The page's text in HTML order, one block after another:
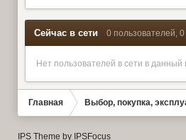
Сейчас в сети 0 пользователей,
Нет пользователей в сети в данный
Главная Выбор, покупка,
IPS Theme by IPSFocus